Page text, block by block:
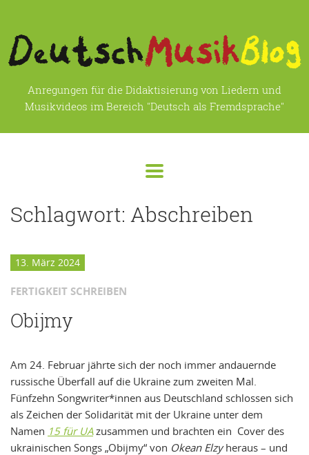
Anregungen für die Didaktisierung von Liedern und
Musikvideos im Bereich "Deutsch als Fremdsprache"
Schlagwort: Abschreiben
13. März 2024
FERTIGKEIT SCHREIBEN
Obijmy
Am 24. Februar jährte sich der noch immer andauernde
russische Überfall auf die Ukraine zum zweiten Mal.
Fünfzehn Songwriter*innen aus Deutschland schlossen sich
als Zeichen der Solidarität mit der Ukraine unter dem
Namen 15 für UA zusammen und brachten ein Cover des
ukrainischen Songs „Obijmy“ von Okean Elzyheraus – und